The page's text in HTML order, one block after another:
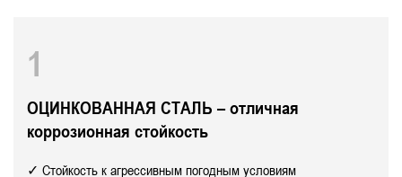
1
ОЦИНКОВАННАЯ СТАЛЬ – отличная
коррозионная стойкость
✓ Стойкость к агрессивным погодным условиям